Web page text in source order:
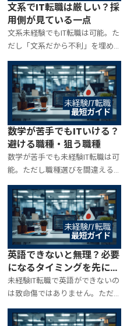
文系でIT転職は厳しい？採
用側が見ている一点
文系未経験でもIT転職は可能。た
だし「文系だから不利」を埋め
る努力より、採用側が見てい
る“たった一点”を満たすほうが早
い。評価される見せ方、職種選
び、学習の組み立てを最短で整
理します。
数学が苦手でもITいける？
避ける職種・狙う職種
数学が苦手でも未経験IT転職は可
能。ただし職種選びを間違える
と一気に苦しくなります。数学が
ほぼ要らない職種／必要になり
やすい職種を切り分け、安心して
進める最短ルートを整理します。
英語できないと無理？必要
になるタイミングを先に知
る
未経験IT転職で英語ができないの
は致命傷ではありません。ただ
し職種や環境によって「英語が
必要になる場面」が違う。いつ・